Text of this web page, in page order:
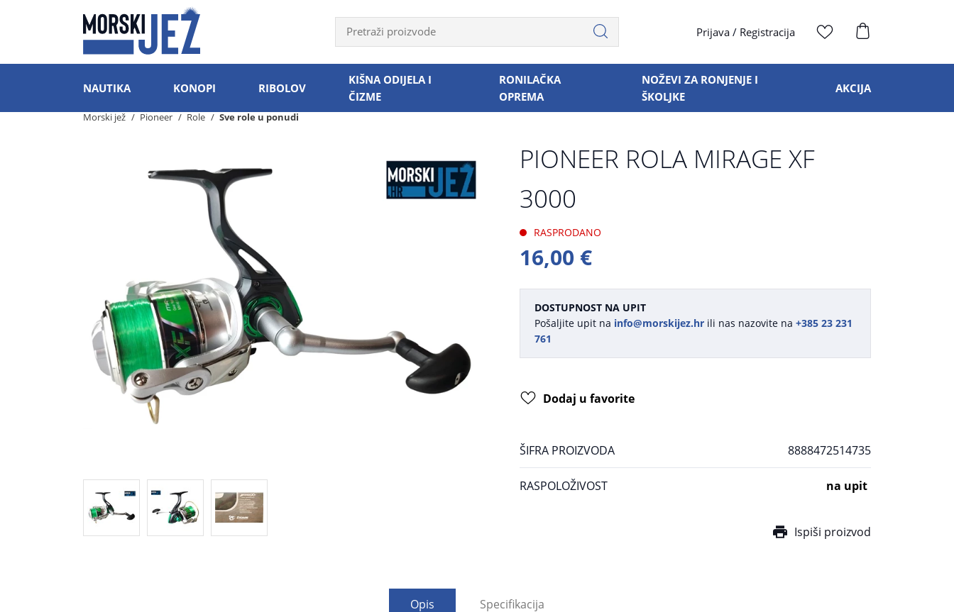
Prijava / Registracija
NAUTIKA KONOPI RIBOLOV
KIŠNA ODIJELA I
ČIZME
RONILAČKA
OPREMA
NOŽEVI ZA RONJENJE I
ŠKOLJKE
AKCIJA
Morski jež Pioneer Role Sve role u ponudi
PIONEER ROLA MIRAGE XF
3000
RASPRODANO
16,00 €
DOSTUPNOST NA UPIT
Pošaljite upit na info@morskijez.hr ili nas nazovite na +385 23 231
761
Dodaj u favorite
ŠIFRA PROIZVODA 8888472514735
RASPOLOŽIVOST na upit
Ispiši proizvod
Opis Specifikacija